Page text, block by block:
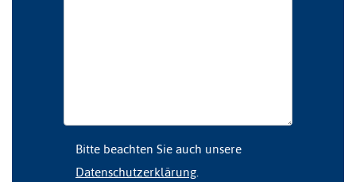
Bitte beachten Sie auch unsere
Datenschutzerklärung